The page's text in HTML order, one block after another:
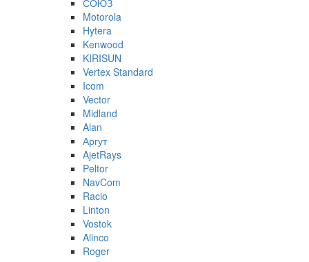
Motorola
Hytera
Kenwood
KIRISUN
Vertex Standard
Icom
Vector
Midland
Alan
Аргут
AjetRays
Peltor
NavCom
Racio
Linton
Vostok
Alinco
Roger